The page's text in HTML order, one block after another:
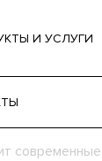
И УСЛУГИ